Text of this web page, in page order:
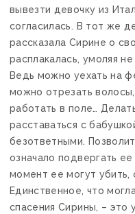
вывезти девочку из
согласилась. В тот же
рассказала Сирине о
расплакалась, умоляя
Ведь можно уехать на
можно отрезать
работать в поле…
расставаться с
безответными.
означало подвергать
момент ее могут убить,
Единственное, что
спасения Сирины, – это